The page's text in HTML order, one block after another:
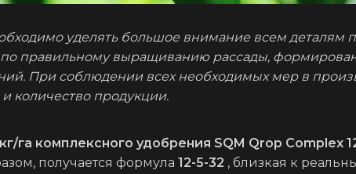
уделять большое внимание всем деталям
правильному выращиванию рассады,
При соблюдении всех необходимых мер в
и количество продукции.
га комплексного удобрения SQM Qrop Complex
получается формула 12-5-32 , близкая к